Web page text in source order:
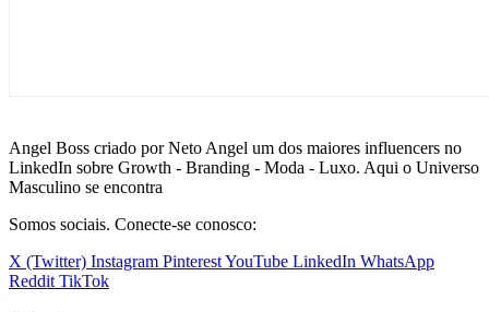
Angel Boss criado por Neto Angel um dos maiores influencers no
LinkedIn sobre Growth - Branding - Moda - Luxo. Aqui o Universo
Masculino se encontra
Somos sociais. Conecte-se conosco:
X (Twitter) Instagram PinterestYouTube LinkedIn WhatsApp
Reddit TikTok